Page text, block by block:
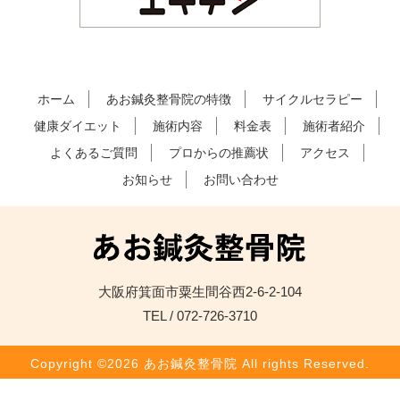
ホーム あお鍼灸整骨院の特徴
サイクルセラピー
健康ダイエット
施術内容 料金表
施術者紹介
よくあるご質問
プロからの推薦状
アクセス
お知らせ
お問い合わせ
大阪府箕面市粟生間谷西2-6-2-104
TEL / 072-726-3710
Copyright ©2026 あお鍼灸整骨院 All rights Reserved.